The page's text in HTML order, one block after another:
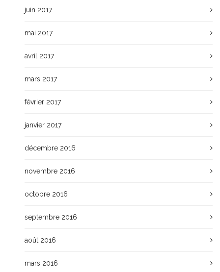
juin 2017
mai 2017
avril 2017
mars 2017
février 2017
janvier 2017
décembre 2016
novembre 2016
octobre 2016
septembre 2016
août 2016
mars 2016